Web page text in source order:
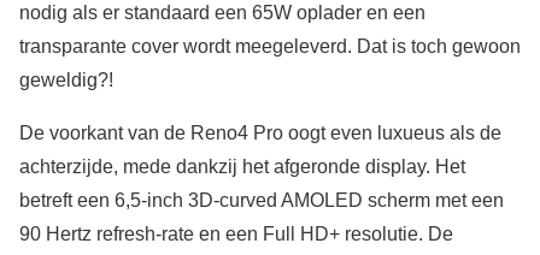
nodig als er standaard een 65W oplader en een
transparante cover wordt meegeleverd. Dat is toch gewoon
geweldig?!
De voorkant van de Reno4 Pro oogt even luxueus als de
achterzijde, mede dankzij het afgeronde display. Het
betreft een 6,5-inch 3D-curved AMOLED scherm met een
90 Hertz refresh-rate en een Full HD+ resolutie. De